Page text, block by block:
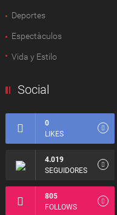
Deportes
Espectàculos
Vida y Estilo
Social
0
LIKES
4.019
SEGUIDORES
805
FOLLOWS